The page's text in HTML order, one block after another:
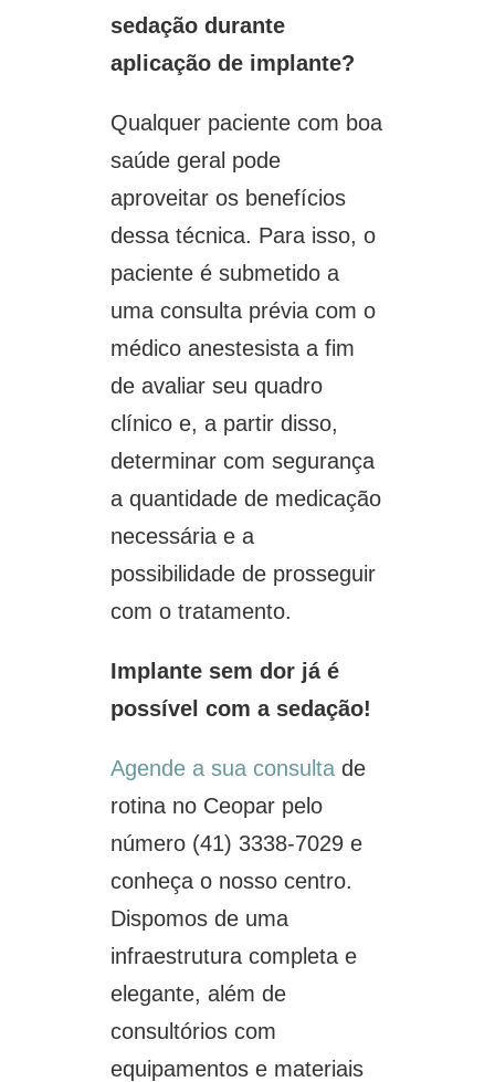
sedação durante
aplicação de implante?
Qualquer paciente com boa
saúde geral pode
aproveitar os benefícios
dessa técnica. Para isso, o
paciente é submetido a
uma consulta prévia com o
médico anestesista a fim
de avaliar seu quadro
clínico e, a partir disso,
determinar com segurança
a quantidade de medicação
necessária e a
possibilidade de prosseguir
com o tratamento.
Implante sem dor já é
possível com a sedação!
Agende a sua consulta de
rotina no Ceopar pelo
número (41) 3338-7029 e
conheça o nosso centro.
Dispomos de uma
infraestrutura completa e
elegante, além de
consultórios com
equipamentos e materiais